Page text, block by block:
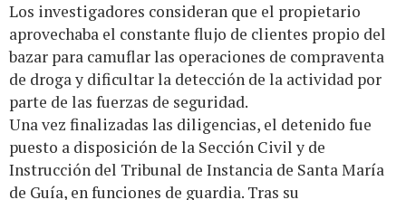
Los investigadores consideran que el propietario
aprovechaba el constante flujo de clientes propio del
bazar para camuflar las operaciones de compraventa
de droga y dificultar la detección de la actividad por
parte de las fuerzas de seguridad.
Una vez finalizadas las diligencias, el detenido fue
puesto a disposición de la Sección Civil y de
Instrucción del Tribunal de Instancia de Santa María
de Guía, en funciones de guardia. Tras su